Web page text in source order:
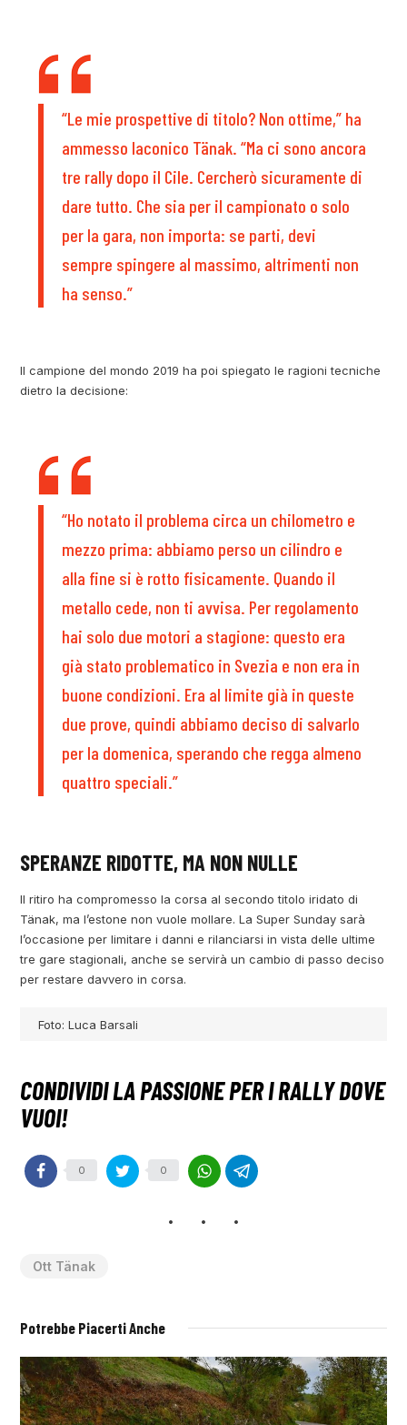
“Le mie prospettive di titolo? Non ottime,” ha
ammesso laconico Tänak. “Ma ci sono ancora
tre rally dopo il Cile. Cercherò sicuramente di
dare tutto. Che sia per il campionato o solo
per la gara, non importa: se parti, devi
sempre spingere al massimo, altrimenti non
ha senso.”
Il campione del mondo 2019 ha poi spiegato le ragioni tecniche
dietro la decisione:
“Ho notato il problema circa un chilometro e
mezzo prima: abbiamo perso un cilindro e
alla fine si è rotto fisicamente. Quando il
metallo cede, non ti avvisa. Per regolamento
hai solo due motori a stagione: questo era
già stato problematico in Svezia e non era in
buone condizioni. Era al limite già in queste
due prove, quindi abbiamo deciso di salvarlo
per la domenica, sperando che regga almeno
quattro speciali.”
SPERANZE RIDOTTE, MA NON NULLE
Il ritiro ha compromesso la corsa al secondo titolo iridato di
Tänak, ma l’estone non vuole mollare. La Super Sunday sarà
l’occasione per limitare i danni e rilanciarsi in vista delle ultime
tre gare stagionali, anche se servirà un cambio di passo deciso
per restare davvero in corsa.
Foto: Luca Barsali
0 0
Ott Tänak
Potrebbe Piacerti Anche